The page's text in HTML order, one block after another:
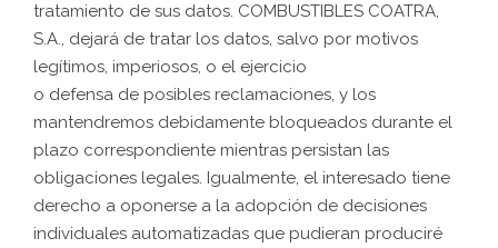
tratamiento de sus datos. COMBUSTIBLES COATRA,
S.A., dejará de tratar los datos, salvo por motivos
legítimos, imperiosos, o el ejercicio
o defensa de posibles reclamaciones, y los
mantendremos debidamente bloqueados durante el
plazo correspondiente mientras persistan las
obligaciones legales. Igualmente, el interesado tiene
derecho a oponerse a la adopción de decisiones
individuales automatizadas que pudieran produciré